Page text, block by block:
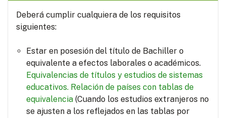
Deberá cumplir cualquiera de los requisitos
siguientes:
Estar en posesión del título de Bachiller o
equivalente a efectos laborales o académicos.
Equivalencias de títulos y estudios de sistemas
educativos. Relación de países con tablas de
equivalencia (Cuando los estudios extranjeros no
se ajusten a los reflejados en las tablas por